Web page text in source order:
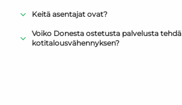
Keitä asentajat ovat?
Voiko Donesta ostetusta palvelusta tehdä
kotitalousvähennyksen?